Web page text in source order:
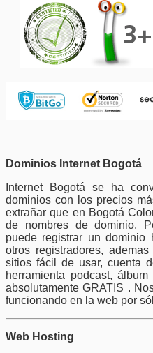
Dominios Internet Bogotá
Internet Bogotá se ha
dominios con los precios
extrañar que en Bogotá
de nombres de dominio.
puede registrar un
otros registradores,
sitios fácil de usar, cuenta
herramienta podcast,
absolutamente GRATIS .
funcionando en la web por
Web Hosting